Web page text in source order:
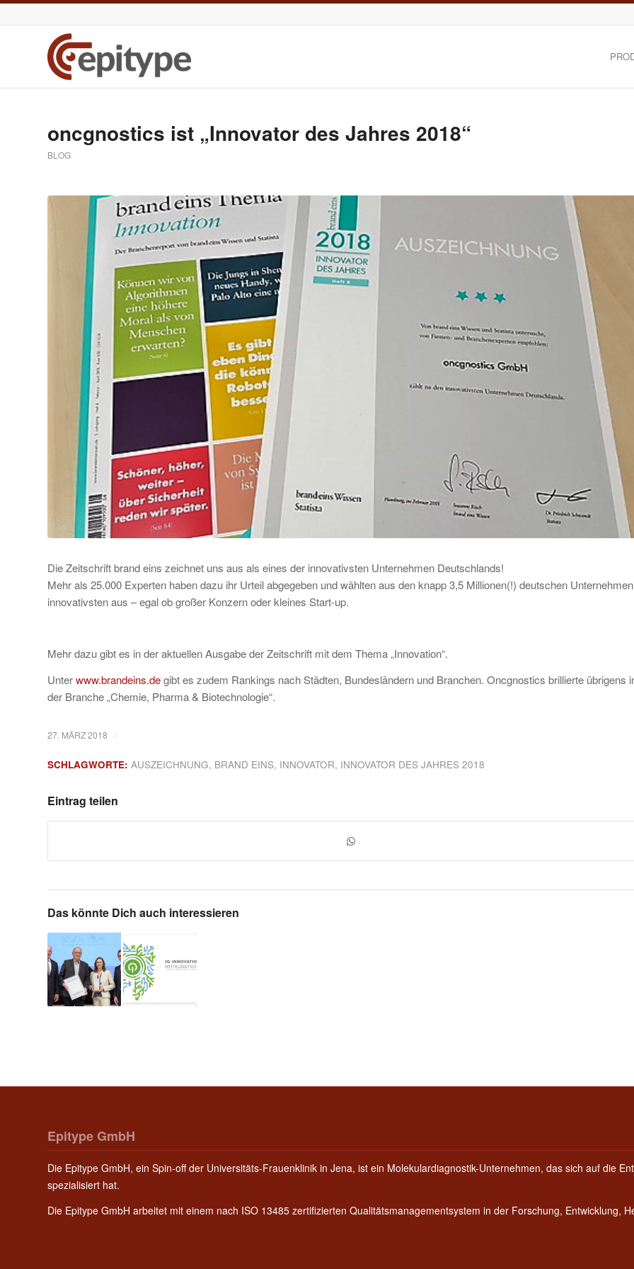
oncgnostics ist „Innovator des Jahres 2018“
BLOG
Die Zeitschrift brand eins zeichnet uns aus als eines der innovativsten Unternehmen Deutschlands!
Mehr als 25.000 Experten haben dazu ihr Urteil abgegeben und wählten aus den knapp 3,5 Millionen(!) deutschen
innovativsten aus – egal ob großer Konzern oder kleines Start-up.
Mehr dazu gibt es in der aktuellen Ausgabe der Zeitschrift mit dem Thema „Innovation“.
Unterwww.brandeins.degibt es zudem Rankings nach Städten, Bundesländern und Branchen. Oncgnostics brillierte übrigens
der Branche „Chemie, Pharma & Biotechnologie“.
27. MÄRZ 2018 /
SCHLAGWORTE: AUSZEICHNUNG, BRAND EINS, INNOVATOR, INNOVATOR DES JAHRES 2018
Eintrag teilen
Das könnte Dich auch interessieren
Epitype GmbH
Die Epitype GmbH, ein Spin-off der Universitäts-Frauenklinik in Jena, ist ein Molekulardiagnostik-Unternehmen, das sich auf die
spezialisiert hat.
Die Epitype GmbH arbeitet mit einem nach ISO 13485 zertifizierten Qualitätsmanagementsystem in der Forschung, Entwicklung,